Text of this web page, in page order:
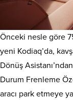
Önceki nesle göre
yeni Kodiaq’da,
Dönüş
Durum Frenleme
aracı park etmeye